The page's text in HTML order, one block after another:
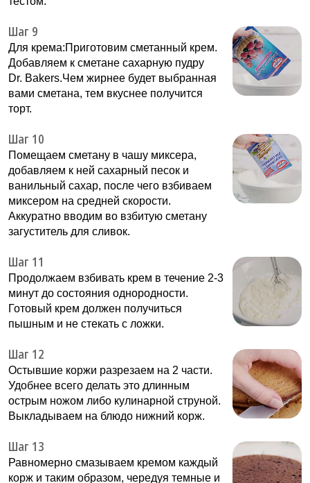
Шаг 9
Для крема:Приготовим сметанный крем.
Добавляем к сметане сахарную пудру
Dr. Bakers.Чем жирнее будет выбранная
вами сметана, тем вкуснее получится
торт.
Шаг 10
Помещаем сметану в чашу миксера,
добавляем к ней сахарный песок и
ванильный сахар, после чего взбиваем
миксером на средней скорости.
Аккуратно вводим во взбитую сметану
загуститель для сливок.
Шаг 11
Продолжаем взбивать крем в течение 2-3
минут до состояния однородности.
Готовый крем должен получиться
пышным и не стекать с ложки.
Шаг 12
Остывшие коржи разрезаем на 2 части.
Удобнее всего делать это длинным
острым ножом либо кулинарной струной.
Выкладываем на блюдо нижний корж.
Шаг 13
Равномерно смазываем кремом каждый
корж и таким образом, чередуя темные и